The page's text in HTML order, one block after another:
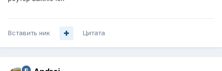
Вставить ник Цитата